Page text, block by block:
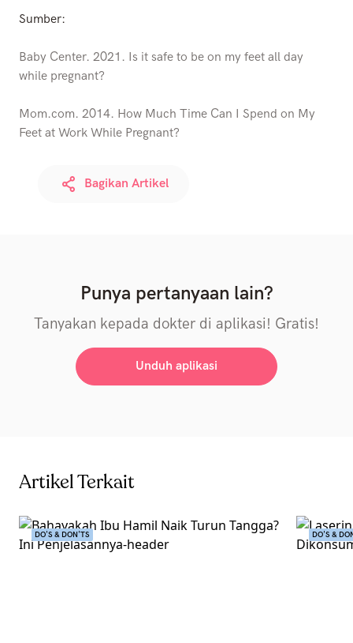
Sumber:
Baby Center. 2021. Is it safe to be on my feet all day
while pregnant?
Mom.com. 2014. How Much Time Can I Spend on My
Feet at Work While Pregnant?
Bagikan Artikel
Punya pertanyaan lain?
Tanyakan kepada dokter di aplikasi! Gratis!
Unduh aplikasi
Artikel Terkait
DO'S & DON'TS DO'S &